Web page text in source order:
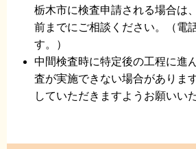
栃木市に検査申請される場合は
前までにご相談ください。（電
す。）
中間検査時に特定後の工程に進
査が実施できない場合がありま
していただきますようお願いい